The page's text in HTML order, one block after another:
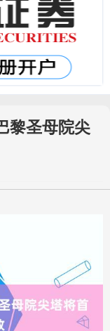
黎圣母院尖